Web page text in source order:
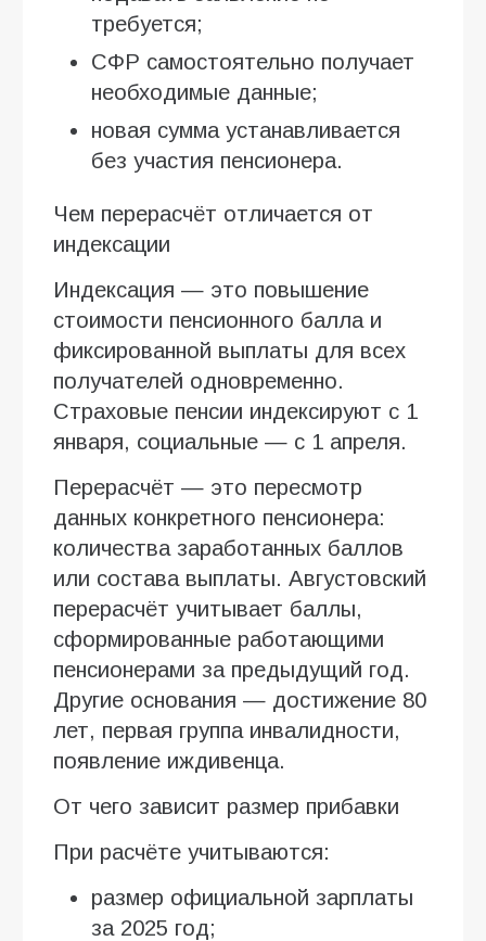
требуется;
СФР самостоятельно получает
необходимые данные;
новая сумма устанавливается
без участия пенсионера.
Чем перерасчёт отличается от
индексации
Индексация — это повышение
стоимости пенсионного балла и
фиксированной выплаты для всех
получателей одновременно.
Страховые пенсии индексируют с 1
января, социальные — с 1 апреля.
Перерасчёт — это пересмотр
данных конкретного пенсионера:
количества заработанных баллов
или состава выплаты. Августовский
перерасчёт учитывает баллы,
сформированные работающими
пенсионерами за предыдущий год.
Другие основания — достижение 80
лет, первая группа инвалидности,
появление иждивенца.
От чего зависит размер прибавки
При расчёте учитываются:
размер официальной зарплаты
за 2025 год;